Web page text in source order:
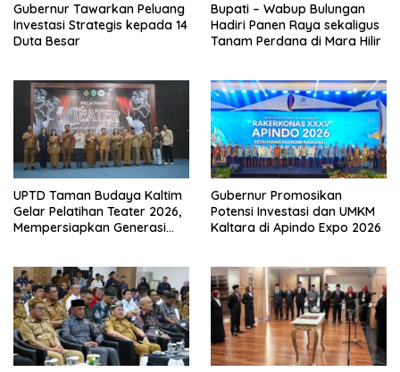
Gubernur Tawarkan Peluang
Investasi Strategis kepada 14
Duta Besar
Bupati – Wabup Bulungan
Hadiri Panen Raya sekaligus
Tanam Perdana di Mara Hilir
UPTD Taman Budaya Kaltim
Gelar Pelatihan Teater 2026,
Mempersiapkan Generasi
Gubernur Promosikan
Potensi Investasi dan UMKM
Kaltara di Apindo Expo 2026